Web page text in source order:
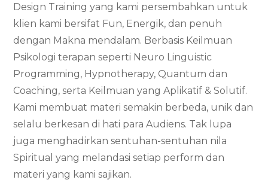
Design Training yang kami persembahkan untuk
klien kami bersifat Fun, Energik, dan penuh
dengan Makna mendalam. Berbasis Keilmuan
Psikologi terapan seperti Neuro Linguistic
Programming, Hypnotherapy, Quantum dan
Coaching, serta Keilmuan yang Aplikatif & Solutif.
Kami membuat materi semakin berbeda, unik dan
selalu berkesan di hati para Audiens. Tak lupa
juga menghadirkan sentuhan-sentuhan nila
Spiritual yang melandasi setiap perform dan
materi yang kami sajikan.